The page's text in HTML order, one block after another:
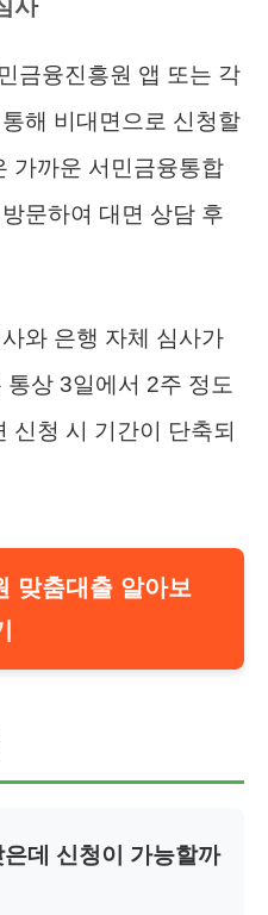
금융진흥원 앱 또는 각
해 비대면으로 신청할
가까운 서민금융통합
문하여 대면 상담 후
와 은행 자체 심사가
상 3일에서 2주 정도
신청 시 기간이 단축되
맞춤대출 알아보
데 신청이 가능할까